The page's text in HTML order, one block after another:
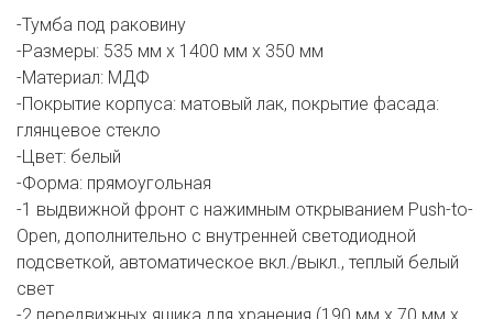
-Тумба под раковину
-Размеры: 535 мм x 1400 мм х 350 мм
-Материал: МДФ
-Покрытие корпуса: матовый лак, покрытие фасада:
глянцевое стекло
-Цвет: белый
-Форма: прямоугольная
-1 выдвижной фронт с нажимным открыванием Push-to-
Open, дополнительно с внутренней светодиодной
подсветкой, автоматическое вкл./выкл., теплый белый
свет